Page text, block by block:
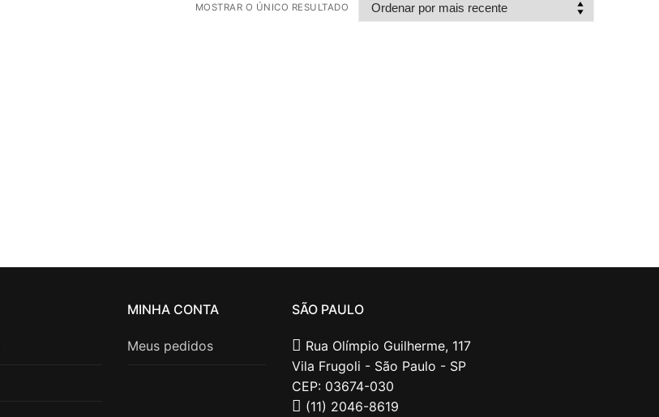
MOSTRAR O ÚNICO RESULTADO
MINHA CONTA
Meus pedidos
SÃO PAULO
Rua Olímpio Guilherme, 117
Vila Frugoli - São Paulo - SP
CEP: 03674-030
(11) 2046-8619